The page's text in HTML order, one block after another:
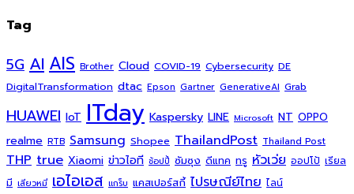
Tag
5G AI AIS Brother Cloud COVID-19 Cybersecurity DE
DigitalTransformation dtac Epson Gartner GenerativeAI Grab
HUAWEI IoT ITday Kaspersky LINE Microsoft NT OPPO
realme RTB Samsung Shopee ThailandPost Thailand Post
THP true Xiaomi ข่าวไอที ช้อปปี้ ซัมซุง ดีแทค ทรู หัวเว่ย ออปโป้ เรียล
มี เสียวหมี่ เอไอเอส แกร็บ แคสเปอร์สกี้ ไปรษณีย์ไทย ไลน์